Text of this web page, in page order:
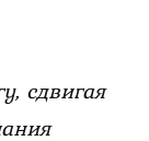
сдвигая